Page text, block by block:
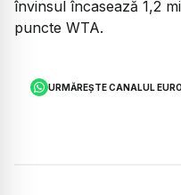
învinsul încasează 1,2
puncte WTA.
URMĂREȘTE CANALUL